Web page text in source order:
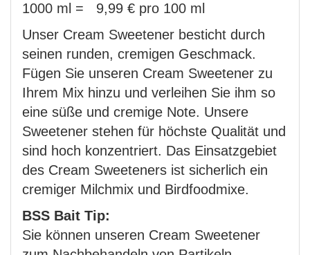
1000 ml = 9,99 € pro 100 ml
Unser Cream Sweetener besticht durch
seinen runden, cremigen Geschmack.
Fügen Sie unseren Cream Sweetener zu
Ihrem Mix hinzu und verleihen Sie ihm so
eine süße und cremige Note. Unsere
Sweetener stehen für höchste Qualität und
sind hoch konzentriert. Das Einsatzgebiet
des Cream Sweeteners ist sicherlich ein
cremiger Milchmix und Birdfoodmixe.
BSS Bait Tip:
Sie können unseren Cream Sweetener